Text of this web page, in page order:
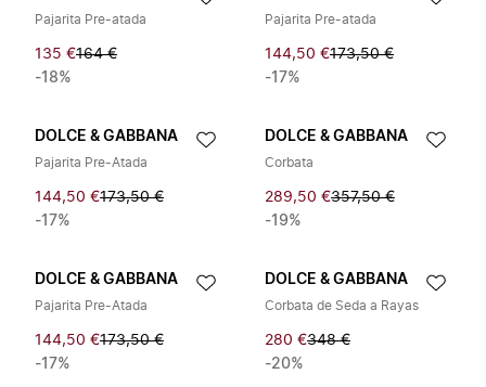
Pajarita Pre-atada
135 €164 €
-18%
Pajarita Pre-atada
144,50 €173,50 €
-17%
DOLCE & GABBANA
Pajarita Pre-Atada
144,50 €173,50 €
-17%
DOLCE & GABBANA
Corbata
289,50 €357,50 €
-19%
DOLCE & GABBANA
Pajarita Pre-Atada
144,50 €173,50 €
-17%
DOLCE & GABBANA
Corbata de Seda a Rayas
280 €348 €
-20%